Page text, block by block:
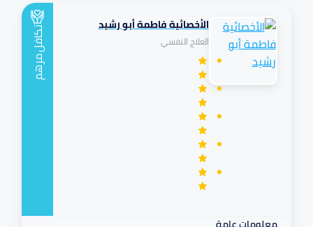
الأخصائية فاطمة أبو رشيد
العلاج النفسي تكافل
مرهم